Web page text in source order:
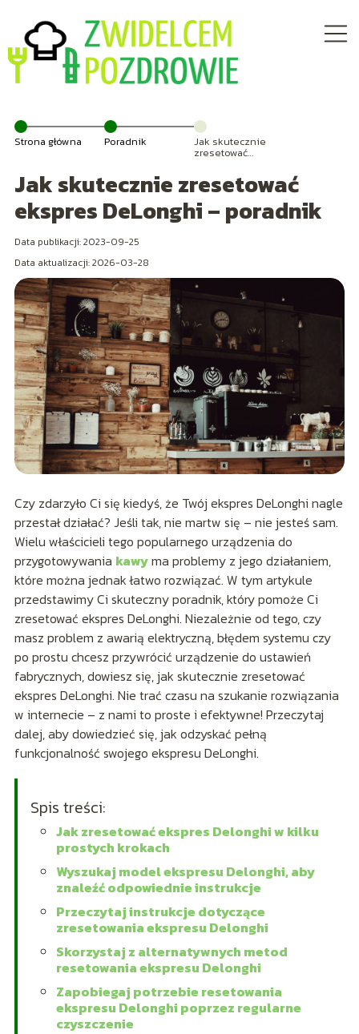
Strona główna Poradnik Jak skutecznie
zresetować
DeLonghi –
poradnik
Jak skutecznie zresetować
ekspres DeLonghi – poradnik
Data publikacji: 2023-09-25
Data aktualizacji: 2026-03-28
Czy zdarzyło Ci się kiedyś, że Twój ekspres DeLonghi nagle
przestał działać? Jeśli tak, nie martw się – nie jesteś sam.
Wielu właścicieli tego popularnego urządzenia do
przygotowywania kawyma problemy z jego działaniem,
które można jednak łatwo rozwiązać. W tym artykule
przedstawimy Ci skuteczny poradnik, który pomoże Ci
zresetować ekspres DeLonghi. Niezależnie od tego, czy
masz problem z awarią elektryczną, błędem systemu czy
po prostu chcesz przywrócić urządzenie do ustawień
fabrycznych, dowiesz się, jak skutecznie zresetować
ekspres DeLonghi. Nie trać czasu na szukanie rozwiązania
w internecie – z nami to proste i efektywne! Przeczytaj
dalej, aby dowiedzieć się, jak odzyskać pełną
funkcjonalność swojego ekspresu DeLonghi.
Spis treści:
Jak zresetować ekspres Delonghi w kilku
prostych krokach
Wyszukaj model ekspresu Delonghi, aby
znaleźć odpowiednie instrukcje
Przeczytaj instrukcje dotyczące
zresetowania ekspresu Delonghi
Skorzystaj z alternatywnych metod
resetowania ekspresu Delonghi
Zapobiegaj potrzebie resetowania
ekspresu Delonghi poprzez regularne
czyszczenie